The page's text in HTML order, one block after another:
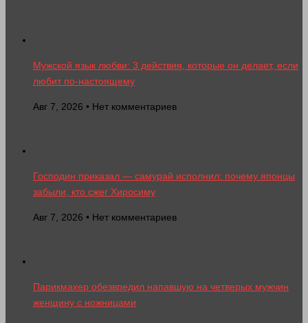
Мужской язык любви: 3 действия, которые он делает, если
любит по-настоящему
Авг 7, 2026 • Нет комментариев
Господин приказал — самурай исполнил: почему японцы
забыли, кто сжег Хиросиму
Авг 7, 2026 • Нет комментариев
Парикмахер обезвредил напавшую на четверых мужчин
женщину с ножницами